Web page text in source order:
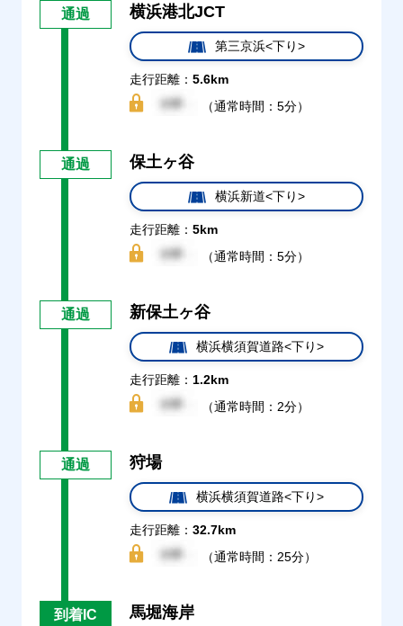
通過 横浜港北JCT
第三京浜<下り>
走行距離： 5.6km
（通常時間：5分）
通過 保土ヶ谷
横浜新道<下り>
走行距離： 5km
（通常時間：5分）
通過 新保土ヶ谷
横浜横須賀道路<下り>
走行距離： 1.2km
（通常時間：2分）
通過 狩場
横浜横須賀道路<下り>
走行距離： 32.7km
（通常時間：25分）
到着IC 馬堀海岸